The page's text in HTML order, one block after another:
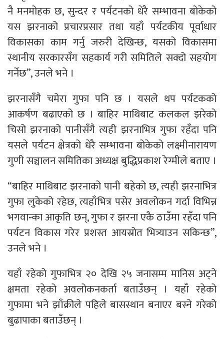
नै मनमोहक छ, सुन्दर र पर्यटनको धेरै सम्भावना बोकेको
यस झरनाको प्रचारप्रसार तथा यहाँ पर्यटकीय पूर्वाधार
विकासका काम गर्नु जरुरी देखिन्छ, यसको विकासमा
स्थानीय सरकारसँग सहकार्य गरी समितिले सक्दो सहयोग
गर्नेछ”, उनले भने ।
झरनासँगै चमेरा गुफा पनि छ । यसले थप पर्यटकको
आकर्षण बढाएको छ । बाहिर माथिबाट कलकल झरेको
चिसो झरनाको पानीसँगै त्यही झरनाभित्र गुफा रहँदा पनि
यसले पर्यटन क्षेत्रको धेरै सम्भावना बोकेको लक्ष्मीनारायण
गुणी सञ्चालन समितिका अध्यक्ष बुद्धिप्रकाश रेग्मीले बताए ।
“बाहिर माथिबाट झरनाको पानी बहेको छ, त्यही झरनाभित्र
गुफा लुकेको रहेछ, त्यहाँभित्र पसेर अवलोकन गर्दा विभिन्न
भगवान्का आकृति छन्, गुफा र झरना एकै ठाउँमा रहँदा पनि
पर्यटन विकास गरेर प्रशस्त आयस्रोत भित्र्याउन सकिन्छ”,
उनले भने ।
यहाँ रहेको गुफाभित्र २० देखि २५ जनासम्म मानिस अट्ने
क्षमता रहेको अवलोकनकर्ता बताउँछन् । यहाँ रहेको
गुफामा भने झाँक्रीले पहिले बासस्थान बनाएर बस्ने गरेको
बुढापाका बताउँछन् ।